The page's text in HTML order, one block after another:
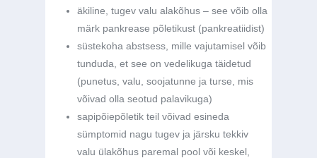
äkiline, tugev valu alakõhus – see võib olla
märk pankrease põletikust (pankreatiidist)
süstekoha abstsess, mille vajutamisel võib
tunduda, et see on vedelikuga täidetud
(punetus, valu, soojatunne ja turse, mis
võivad olla seotud palavikuga)
sapipõiepõletik teil võivad esineda
sümptomid nagu tugev ja järsku tekkiv
valu ülakõhus paremal pool või keskel,